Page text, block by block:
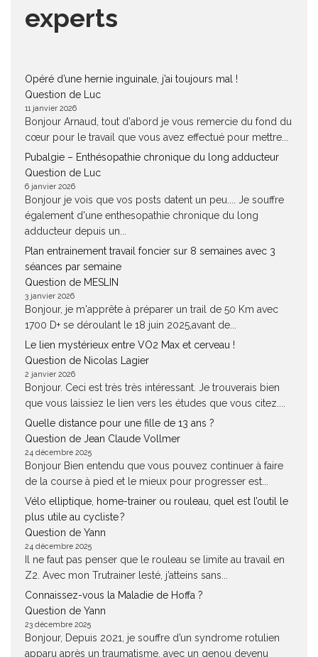
experts
Opéré d’une hernie inguinale, j’ai toujours mal !
Question de Luc
11 janvier 2026
Bonjour Arnaud, tout d'abord je vous remercie du fond du
cœur pour le travail que vous avez effectué pour mettre...
Pubalgie – Enthésopathie chronique du long adducteur
Question de Luc
6 janvier 2026
Bonjour je vois que vos posts datent un peu.... Je souffre
également d'une enthesopathie chronique du long
adducteur depuis un...
Plan entrainement travail foncier sur 8 semaines avec 3
séances par semaine
Question de MESLIN
3 janvier 2026
Bonjour, je m'apprête à préparer un trail de 50 Km avec
1700 D+ se déroulant le 18 juin 2025,avant de...
Le lien mystérieux entre VO2 Max et cerveau !
Question de Nicolas Lagier
2 janvier 2026
Bonjour. Ceci est très très intéressant. Je trouverais bien
que vous laissiez le lien vers les études que vous citez....
Quelle distance pour une fille de 13 ans ?
Question de Jean Claude Vollmer
24 décembre 2025
Bonjour Bien entendu que vous pouvez continuer à faire
de la course à pied et le mieux pour progresser est...
Vélo elliptique, home-trainer ou rouleau, quel est l’outil le
plus utile au cycliste ?
Question de Yann
24 décembre 2025
Il ne faut pas penser que le rouleau se limite au travail en
Z2. Avec mon Trutrainer lesté, j’atteins sans...
Connaissez-vous la Maladie de Hoffa ?
Question de Yann
23 décembre 2025
Bonjour, Depuis 2021, je souffre d’un syndrome rotulien
apparu après un traumatisme, avec un genou devenu